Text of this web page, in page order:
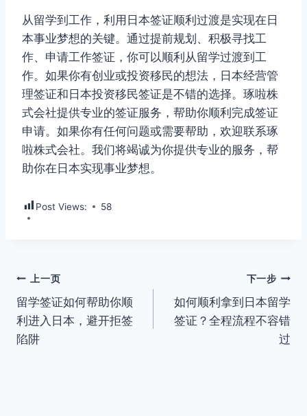
从留学到工作，利用日本签证顺利过渡是实现在日
本事业梦想的关键。通过提前规划、积极寻找工
作、申请工作签证，你可以顺利从留学过渡到工
作。如果你有创业或投资移民的想法，日本经营管
理签证和日本投资移民签证是不错的选择。琢啦株
式会社提供专业的签证服务，帮助你顺利完成签证
申请。如果你有任何问题或需要帮助，欢迎联系琢
啦株式会社。我们将竭诚为你提供专业的服务，帮
助你在日本实现事业梦想。
Post Views: 58
文
章
导
上一页
留学签证如何帮助你顺
利进入日本，避开拒签
陷阱
下一步
如何顺利拿到日本留学
签证？全程流程不容错
过